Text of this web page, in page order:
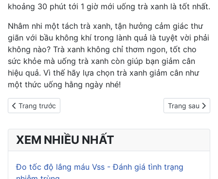
khoảng 30 phút tới 1 giờ mới uống trà xanh là tốt nhất.
Nhâm nhi một tách trà xanh, tận hưởng cảm giác thư
giãn với bầu không khí trong lành quả là tuyệt vời phải
không nào? Trà xanh không chỉ thơm ngon, tốt cho
sức khỏe mà uống trà xanh còn giúp bạn giảm cân
hiệu quả. Vì thế hãy lựa chọn trà xanh giảm cân như
một thức uống hằng ngày nhé!
Previous article: Giảm cân với phương pháp water fasting liệu
Trang trước Next article:
Trang sau
XEM NHIỀU NHẤT
Đo tốc độ lắng máu Vss - Đánh giá tình trạng